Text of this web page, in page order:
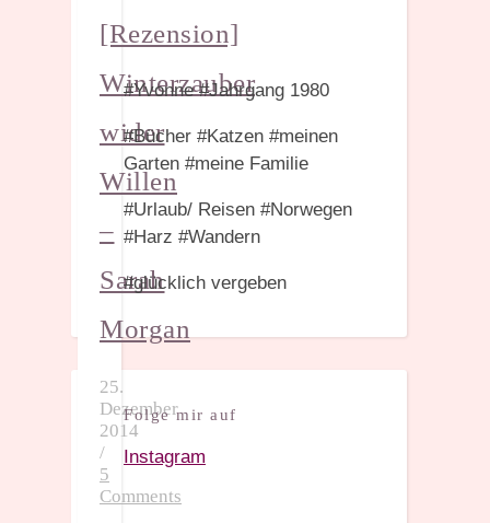
[Rezension]
Winterzauber
wider
Willen
–
Sarah
Morgan
25.
Dezember
2014
/
5
Comments
#Yvonne #Jahrgang 1980
#Bücher #Katzen #meinen
Garten #meine Familie
#Urlaub/ Reisen #Norwegen
#Harz #Wandern
#glücklich vergeben
Folge mir auf
Instagram